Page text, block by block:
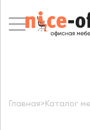
Главная> Каталог